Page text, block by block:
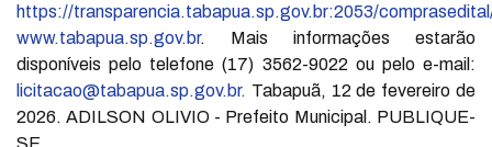
https://transparencia.tabapua.sp.gov.br:2053/
www.tabapua.sp.gov.br. Mais informações estarão
disponíveis pelo telefone (17) 3562-9022 ou pelo e-mail:
licitacao@tabapua.sp.gov.br. Tabapuã, 12 de fevereiro de
2026. ADILSON OLIVIO - Prefeito Municipal. PUBLIQUE-
SE.